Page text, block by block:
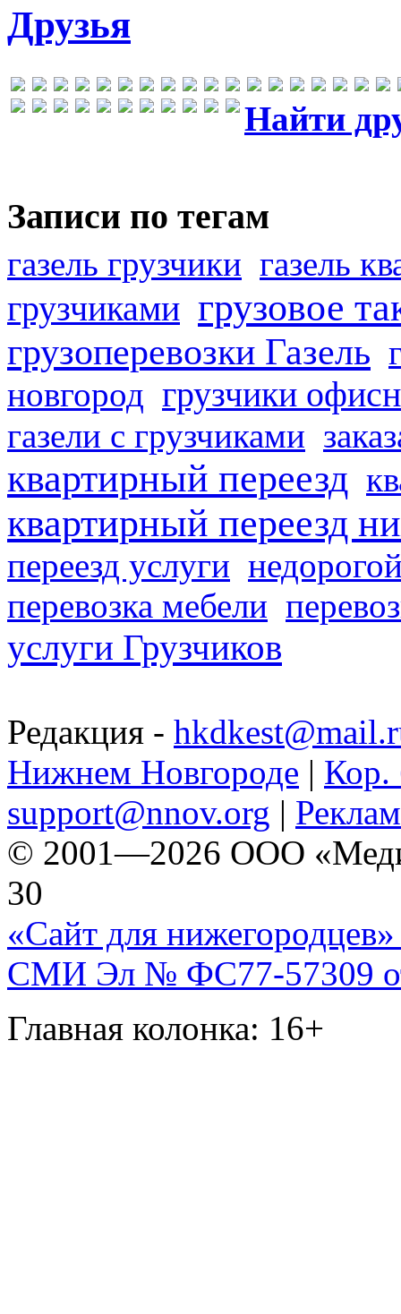
Друзья
Найти
Записи по тегам
газель грузчики газель
грузчиками грузовое
грузоперевозки Газель
новгород грузчики
газели с грузчиками
квартирный переезд
квартирный переезд
переезд услуги
перевозка мебели
услуги Грузчиков
Редакция -
Нижнем Новгороде | Кор.
support@nnov.org |
© 2001—2026 ООО
30
«Сайт для нижегородцев»
СМИ Эл № ФС77-57309
Главная колонка: 16+